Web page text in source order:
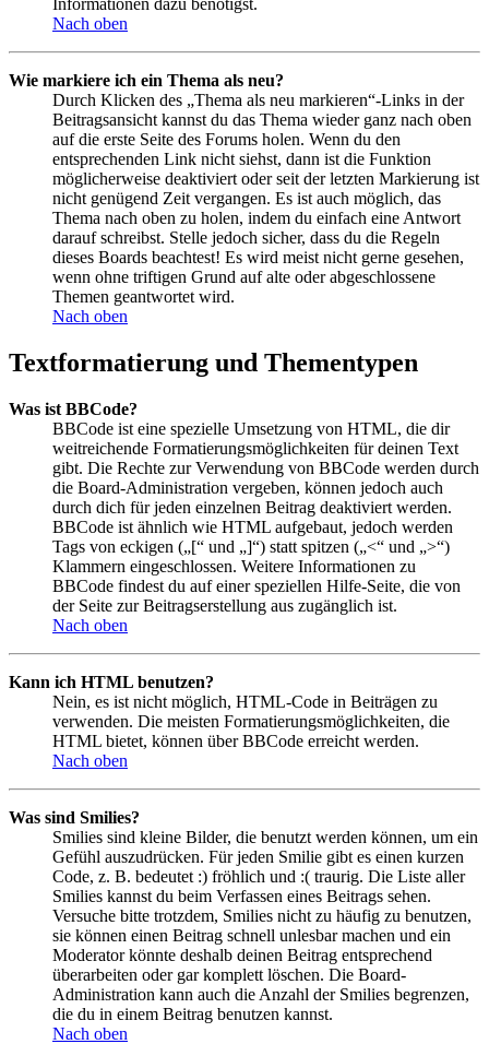
Informationen dazu benötigst.
Nach oben
Wie markiere ich ein Thema als neu?
Durch Klicken des „Thema als neu markieren“-Links in der
Beitragsansicht kannst du das Thema wieder ganz nach oben
auf die erste Seite des Forums holen. Wenn du den
entsprechenden Link nicht siehst, dann ist die Funktion
möglicherweise deaktiviert oder seit der letzten Markierung ist
nicht genügend Zeit vergangen. Es ist auch möglich, das
Thema nach oben zu holen, indem du einfach eine Antwort
darauf schreibst. Stelle jedoch sicher, dass du die Regeln
dieses Boards beachtest! Es wird meist nicht gerne gesehen,
wenn ohne triftigen Grund auf alte oder abgeschlossene
Themen geantwortet wird.
Nach oben
Textformatierung und Thementypen
Was ist BBCode?
BBCode ist eine spezielle Umsetzung von HTML, die dir
weitreichende Formatierungsmöglichkeiten für deinen Text
gibt. Die Rechte zur Verwendung von BBCode werden durch
die Board-Administration vergeben, können jedoch auch
durch dich für jeden einzelnen Beitrag deaktiviert werden.
BBCode ist ähnlich wie HTML aufgebaut, jedoch werden
Tags von eckigen („[“ und „]“) statt spitzen („<“ und „>“)
Klammern eingeschlossen. Weitere Informationen zu
BBCode findest du auf einer speziellen Hilfe-Seite, die von
der Seite zur Beitragserstellung aus zugänglich ist.
Nach oben
Kann ich HTML benutzen?
Nein, es ist nicht möglich, HTML-Code in Beiträgen zu
verwenden. Die meisten Formatierungsmöglichkeiten, die
HTML bietet, können über BBCode erreicht werden.
Nach oben
Was sind Smilies?
Smilies sind kleine Bilder, die benutzt werden können, um ein
Gefühl auszudrücken. Für jeden Smilie gibt es einen kurzen
Code, z. B. bedeutet :) fröhlich und :( traurig. Die Liste aller
Smilies kannst du beim Verfassen eines Beitrags sehen.
Versuche bitte trotzdem, Smilies nicht zu häufig zu benutzen,
sie können einen Beitrag schnell unlesbar machen und ein
Moderator könnte deshalb deinen Beitrag entsprechend
überarbeiten oder gar komplett löschen. Die Board-
Administration kann auch die Anzahl der Smilies begrenzen,
die du in einem Beitrag benutzen kannst.
Nach oben